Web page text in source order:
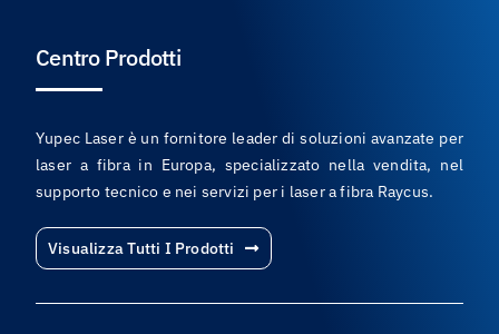
Centro Prodotti
Yupec Laser è un fornitore leader di soluzioni avanzate per
laser a fibra in Europa, specializzato nella vendita, nel
supporto tecnico e nei servizi per i laser a fibra Raycus.
Visualizza Tutti I Prodotti